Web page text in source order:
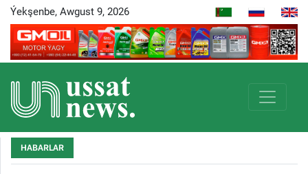
Ýekşenbe, Awgust 9, 2026
HABARLAR